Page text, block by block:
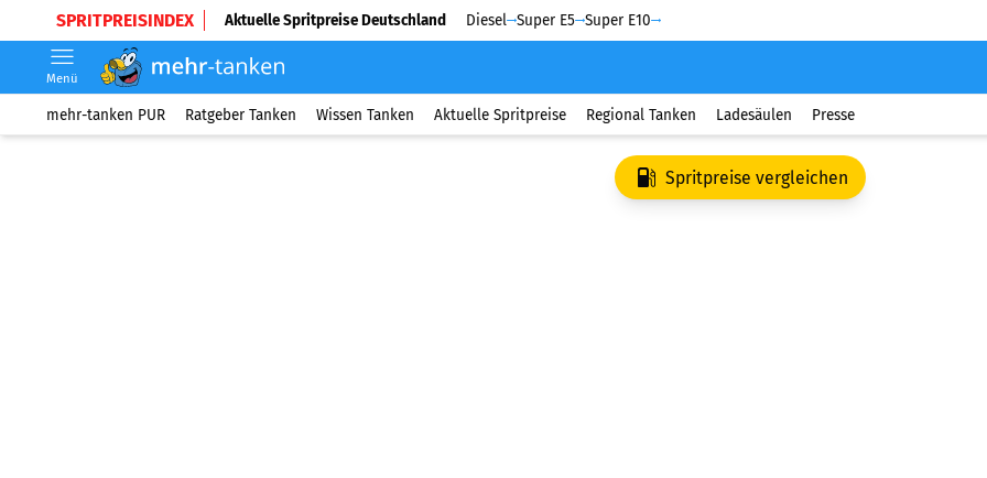
SPRITPREISINDEX Aktuelle Spritpreise Deutschland Diesel Super E5 Super E10
Menü
mehr-tanken PUR Ratgeber Tanken Wissen Tanken Aktuelle Spritpreise Regional Tanken Ladesäulen Presse
Spritpreise vergleichen